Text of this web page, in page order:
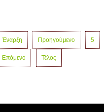
Έναρξη Προηγούμενο 5
Επόμενο Τέλος